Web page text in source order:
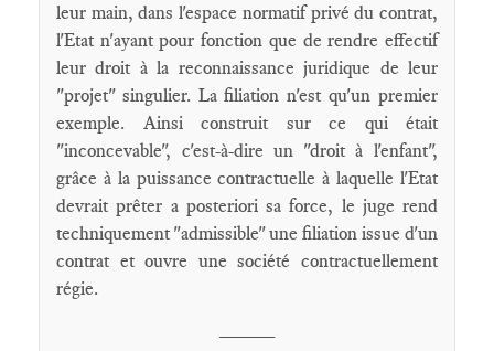
leur main, dans l'espace normatif privé du contrat,
l'Etat n'ayant pour fonction que de rendre effectif
leur droit à la reconnaissance juridique de leur
"projet" singulier. La filiation n'est qu'un premier
exemple. Ainsi construit sur ce qui était
"inconcevable", c'est-à-dire un "droit à l'enfant",
grâce à la puissance contractuelle à laquelle l'Etat
devrait prêter a posteriori sa force, le juge rend
techniquement "admissible" une filiation issue d'un
contrat et ouvre une société contractuellement
régie.